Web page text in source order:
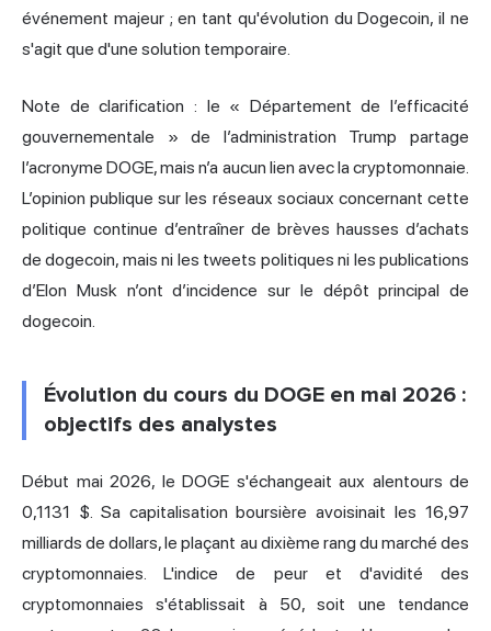
événement majeur ; en tant qu'évolution du Dogecoin, il ne
s'agit que d'une solution temporaire.
Note de clarification : le « Département de l’efficacité
gouvernementale » de l’administration Trump partage
l’acronyme DOGE, mais n’a aucun lien avec la cryptomonnaie.
L’opinion publique sur les réseaux sociaux concernant cette
politique continue d’entraîner de brèves hausses d’achats
de dogecoin, mais ni les tweets politiques ni les publications
d’Elon Musk n’ont d’incidence sur le dépôt principal de
dogecoin.
Évolution du cours du DOGE en mai 2026 :
objectifs des analystes
Début mai 2026, le DOGE s'échangeait aux alentours de
0,1131 $. Sa capitalisation boursière avoisinait les 16,97
milliards de dollars, le plaçant au dixième rang du marché des
cryptomonnaies. L'indice de peur et d'avidité des
cryptomonnaies s'établissait à 50, soit une tendance